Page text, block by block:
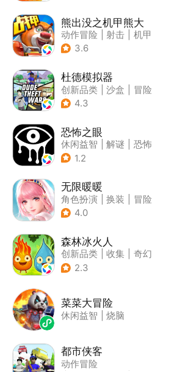
熊出没之机甲熊大
动作冒险 射击
机甲
| 熊出没
3.6
杜德模拟器
创新品类 沙盒
冒险
| 写实
4.3
恐怖之眼
休闲益智 解谜
恐怖
| 单机
1.2
无限暖暖
角色扮演 换装
冒险
| 开放世界
4.0
森林冰火人
创新品类 收集
奇幻
| 儿童游戏
2.3
菜菜大冒险
休闲益智 烧脑
都市侠客
动作冒险